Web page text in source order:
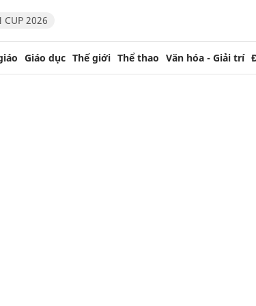
CUP 2026
Giáo dục Thế giới Thể thao Văn hóa - Giải trí